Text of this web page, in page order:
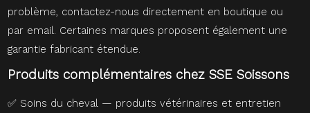
problème, contactez-nous directement en boutique ou
par email. Certaines marques proposent également une
garantie fabricant étendue.
Produits complémentaires chez SSE Soissons
✅ Soins du cheval — produits vétérinaires et entretien